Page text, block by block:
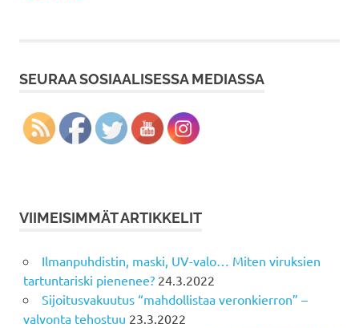
SEURAA SOSIAALISESSA MEDIASSA
VIIMEISIMMÄT ARTIKKELIT
Ilmanpuhdistin, maski, UV-valo… Miten viruksien
tartuntariski pienenee? 24.3.2022
Sijoitusvakuutus “mahdollistaa veronkierron” –
valvonta tehostuu 23.3.2022